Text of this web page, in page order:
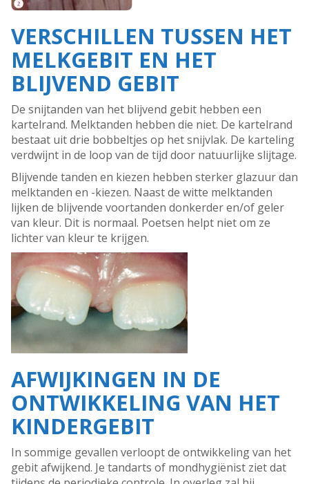
VERSCHILLEN TUSSEN HET
MELKGEBIT EN HET
BLIJVEND GEBIT
De snijtanden van het blijvend gebit hebben een
kartelrand. Melktanden hebben die niet. De kartelrand
bestaat uit drie bobbeltjes op het snijvlak. De karteling
verdwijnt in de loop van de tijd door natuurlijke slijtage.
Blijvende tanden en kiezen hebben sterker glazuur dan
melktanden en -kiezen. Naast de witte melktanden
lijken de blijvende voortanden donkerder en/of geler
van kleur. Dit is normaal. Poetsen helpt niet om ze
lichter van kleur te krijgen.
AFWIJKINGEN IN DE
ONTWIKKELING VAN HET
KINDERGEBIT
In sommige gevallen verloopt de ontwikkeling van het
gebit afwijkend. Je tandarts of mondhygiënist ziet dat